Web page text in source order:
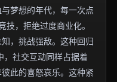
梦想的年代，每一次点
，拒绝过度商业化。
，挑战强敌。这种回归
，社交互动同样占据着
此的喜怒哀乐。这种紧